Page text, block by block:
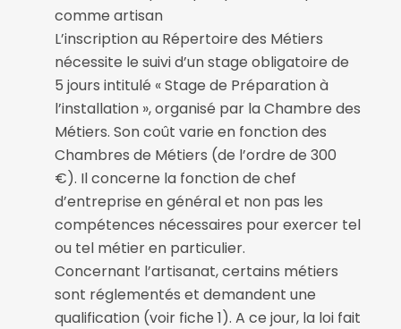
comme artisan
L’inscription au Répertoire des Métiers
nécessite le suivi d’un stage obligatoire de
5 jours intitulé « Stage de Préparation à
l’installation », organisé par la Chambre des
Métiers. Son coût varie en fonction des
Chambres de Métiers (de l’ordre de 300
€). Il concerne la fonction de chef
d’entreprise en général et non pas les
compétences nécessaires pour exercer tel
ou tel métier en particulier.
Concernant l’artisanat, certains métiers
sont réglementés et demandent une
qualification (voir fiche 1). A ce jour, la loi fait